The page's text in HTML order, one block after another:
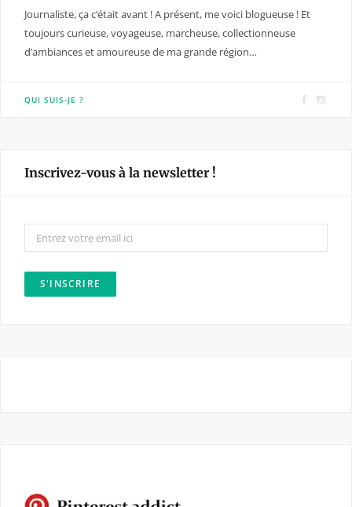
Journaliste, ça c’était avant ! A présent, me voici blogueuse ! Et
toujours curieuse, voyageuse, marcheuse, collectionneuse
d’ambiances et amoureuse de ma grande région…
QUI SUIS-JE ?
o
I
r
Inscrivez-vous à la newsletter !